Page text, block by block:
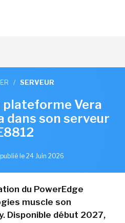
/ SERVEUR
plateforme Vera
dans son serveur
publié le 24 Juin 2026
du PowerEdge
muscle son
Disponible début 2027,